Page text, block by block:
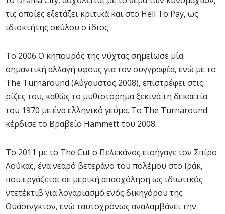
τις οποίες εξετάζει κριτικά και στο Hell To Pay, ως
ιδιοκτήτης σκύλου ο ίδιος.
Το 2006 Ο κηπουρός της νύχτας σημείωσε μία
σημαντική αλλαγή ύφους για τον συγγραφέα, ενώ με το
The Turnaround (Αύγουστος 2008), επιστρέφει στις
ρίζες του, καθώς το μυθιστόρημα ξεκινά τη δεκαετία
του 1970 με ένα ελληνικό γεύμα. Το The Turnaround
κέρδισε το Βραβείο Hammett του 2008.
Το 2011 με το The Cut ο Πελεκάνος εισήγαγε τον Σπίρο
Λούκας, ένα νεαρό βετεράνο του πολέμου στο Ιράκ,
που εργάζεται σε μερική απασχόληση ως ιδιωτικός
ντετέκτιβ για λογαριασμό ενός δικηγόρου της
Ουάσινγκτον, ενώ ταυτοχρόνως αναλαμβάνει την